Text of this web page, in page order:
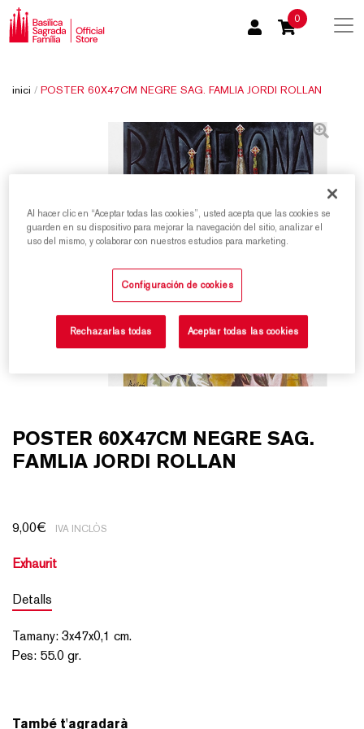
0
inici / POSTER 60X47CM NEGRE SAG. FAMLIA JORDI ROLLAN
POSTER 60X47CM NEGRE SAG.
FAMLIA JORDI ROLLAN
9,00€ IVA INCLÒS
Exhaurit
Detalls
Tamany: 3x47x0,1 cm.
Pes: 55.0 gr.
També t'agradarà
Al hacer clic en “Aceptar todas las cookies”, usted acepta que las cookies se
guarden en su dispositivo para mejorar la navegación del sitio, analizar el
uso del mismo, y colaborar con nuestros estudios para marketing.
Configuración de cookies
Rechazarlas todas Aceptar todas las cookies